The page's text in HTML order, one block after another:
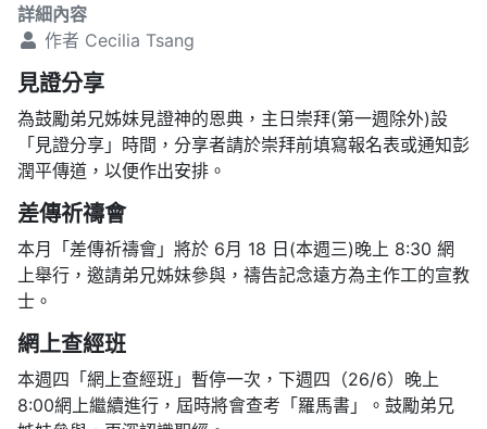
詳細內容
作者 Cecilia Tsang
見證分享
為鼓勵弟兄姊妹見證神的恩典，主日崇拜(第一週除外)設
「見證分享」時間，分享者請於崇拜前填寫報名表或通知彭
潤平傳道，以便作出安排。
差傳祈禱會
本月「差傳祈禱會」將於 6月 18 日(本週三)晚上 8:30 網
上舉行，邀請弟兄姊妹參與，禱告記念遠方為主作工的宣教
士。
網上查經班
本週四「網上查經班」暫停一次，下週四（26/6）晚上
8:00網上繼續進行，屆時將會查考「羅馬書」。鼓勵弟兄